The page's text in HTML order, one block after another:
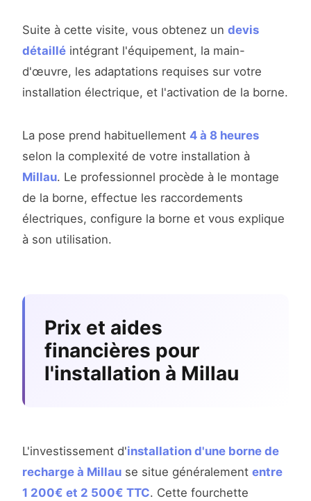
Suite à cette visite, vous obtenez un devis
détaillé intégrant l'équipement, la main-
d'œuvre, les adaptations requises sur votre
installation électrique, et l'activation de la borne.
La pose prend habituellement 4 à 8 heures
selon la complexité de votre installation à
Millau. Le professionnel procède à le montage
de la borne, effectue les raccordements
électriques, configure la borne et vous explique
à son utilisation.
Prix et aides
financières pour
l'installation à Millau
L'investissement d'installation d'une borne de
recharge à Millau se situe généralement entre
1 200€ et 2 500€ TTC. Cette fourchette